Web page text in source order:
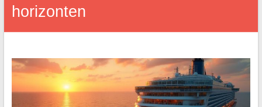
horizonten